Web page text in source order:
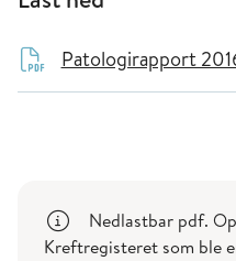
Patologirapport
Nedlastbar pdf.
Kreftregisteret som ble